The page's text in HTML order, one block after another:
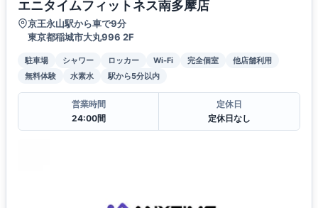
エニタイムフィットネス南多摩店
京王永山駅から車で9分
東京都稲城市大丸996 2F
駐車場 シャワー ロッカー Wi-Fi 完全個室
他店舗利用
無料体験
水素水 駅から5分以内
営業時間
24:00間
定休日
定休日なし